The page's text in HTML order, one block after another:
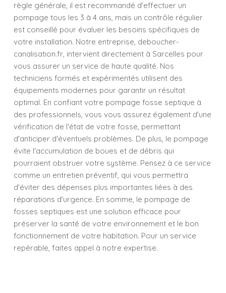
règle générale, il est recommandé d'effectuer un
pompage tous les 3 à 4 ans, mais un contrôle régulier
est conseillé pour évaluer les besoins spécifiques de
votre installation. Notre entreprise, deboucher-
canalisation.fr, intervient directement à Sarcelles pour
vous assurer un service de haute qualité. Nos
techniciens formés et expérimentés utilisent des
équipements modernes pour garantir un résultat
optimal. En confiant votre pompage fosse septique à
des professionnels, vous vous assurez également d'une
vérification de l'état de votre fosse, permettant
d'anticiper d'éventuels problèmes. De plus, le pompage
évite l'accumulation de boues et de débris qui
pourraient obstruer votre système. Pensez à ce service
comme un entretien préventif, qui vous permettra
d'éviter des dépenses plus importantes liées à des
réparations d'urgence. En somme, le pompage de
fosses septiques est une solution efficace pour
préserver la santé de votre environnement et le bon
fonctionnement de votre habitation. Pour un service
repérable, faites appel à notre expertise.